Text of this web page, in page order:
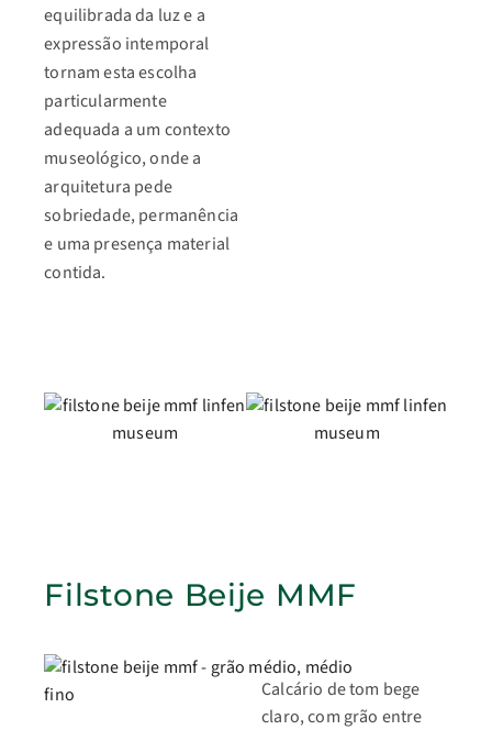
equilibrada da luz e a
expressão intemporal
tornam esta escolha
particularmente
adequada a um contexto
museológico, onde a
arquitetura pede
sobriedade, permanência
e uma presença material
contida.
Filstone Beije MMF
Calcário de tom bege
claro, com grão entre